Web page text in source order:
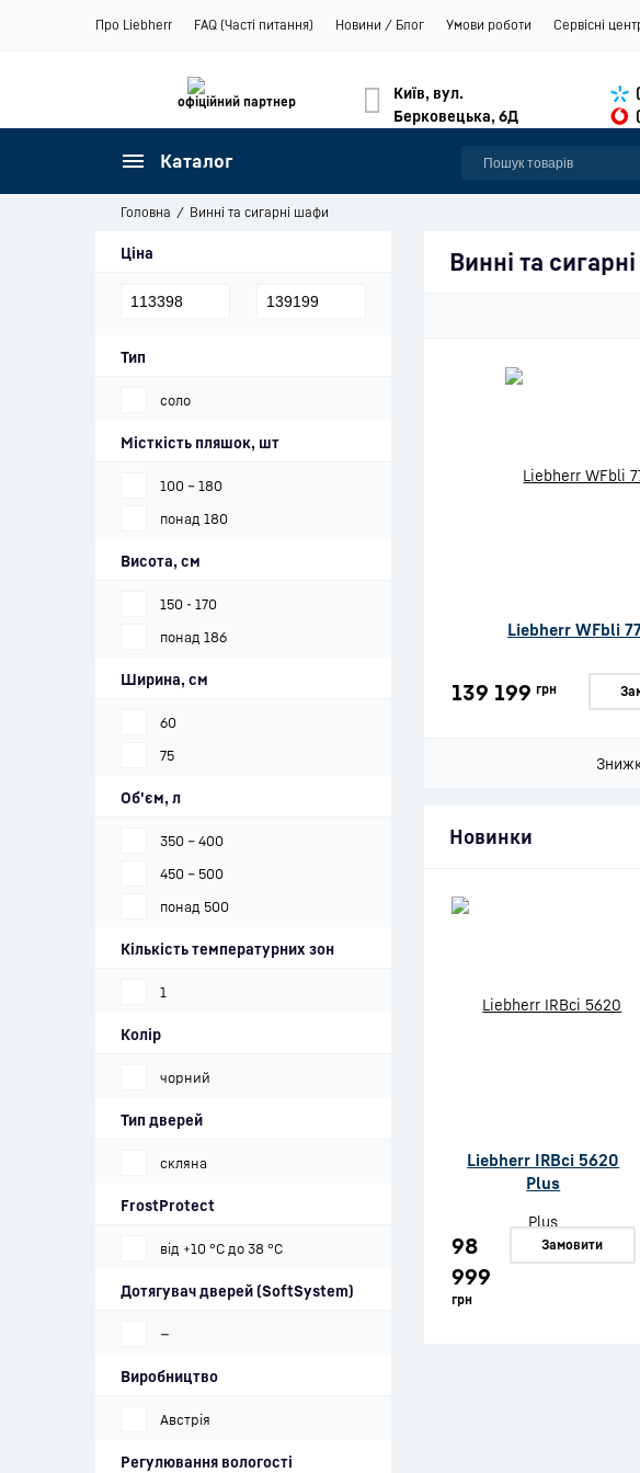
Про Liebherr FAQ (Часті питання) Новини / Блог Умови роботи Сервісні
офіційний партнер
Київ, вул.
Берковецька, 6Д
Каталог
Головна Винні та сигарні шафи
Ціна
Тип
соло
Місткість пляшок, шт
100 – 180
понад 180
Висота, см
150 - 170
понад 186
Ширина, см
60
75
Об'єм, л
350 – 400
450 – 500
понад 500
Кількість температурних зон
1
Колір
чорний
Тип дверей
скляна
FrostProtect
від +10 °C до 38 °C
Дотягувач дверей (SoftSystem)
—
Виробництво
Австрія
Регулювання вологості
Винні та
Liebherr WFbli
139 199 грн
Новинки
Liebherr IRBci 5620
Plus
98
999
грн
Замовити